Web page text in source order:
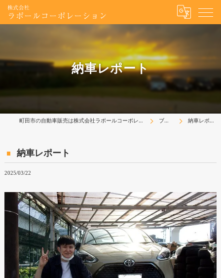
納車レポート
町田市の自動車販売は株式会社ラポールコーポレーション ブログ 納車レポート
納車レポート
2025/03/22